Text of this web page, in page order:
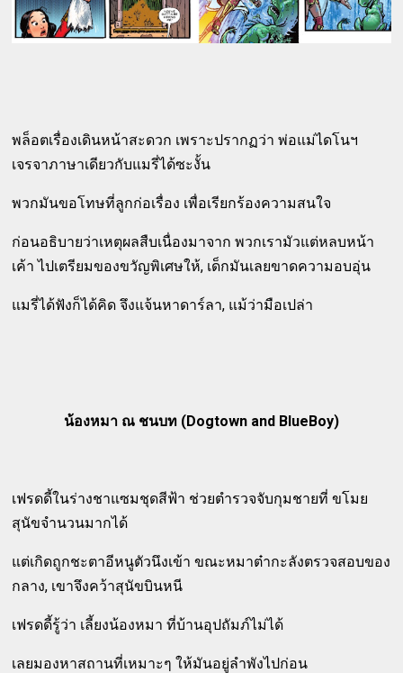
พล็อตเรื่องเดินหน้าสะดวก เพราะปรากฏว่า พ่อแม่ไดโนฯ
เจรจาภาษาเดียวกับแมรี่ได้ซะงั้น
พวกมันขอโทษที่ลูกก่อเรื่อง เพื่อเรียกร้องความสนใจ
ก่อนอธิบายว่าเหตุผลสืบเนื่องมาจาก พวกเรามัวแต่หลบหน้า
เค้า ไปเตรียมของขวัญพิเศษให้, เด็กมันเลยขาดความอบอุ่น
แมรี่ได้ฟังก็ได้คิด จึงแจ้นหาดาร์ลา, แม้ว่ามือเปล่า
น้องหมา ณ ชนบท (Dogtown and BlueBoy)
เฟรดดี้ในร่างชาแซมชุดสีฟ้า ช่วยตำรวจจับกุมชายที่ ขโมย
สุนัขจำนวนมากได้
แต่เกิดถูกชะตาอีหนูตัวนึงเข้า ขณะหมาต๋ากะลังตรวจสอบของ
กลาง, เขาจึงคว้าสุนัขบินหนี
เฟรดดี้รู้ว่า เลี้ยงน้องหมา ที่บ้านอุปถัมภ์ไม่ได้
เลยมองหาสถานที่เหมาะๆ ให้มันอยู่ลำพังไปก่อน